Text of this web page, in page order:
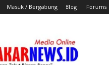
Masuk / Bergabung Blog Forums